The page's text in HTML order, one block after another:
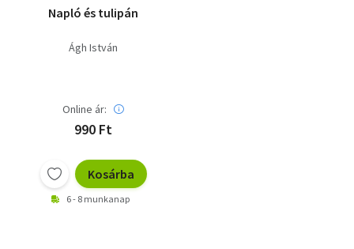
Napló és tulipán
Ágh István
Online ár:
990 Ft
Kosárba
6 - 8 munkanap